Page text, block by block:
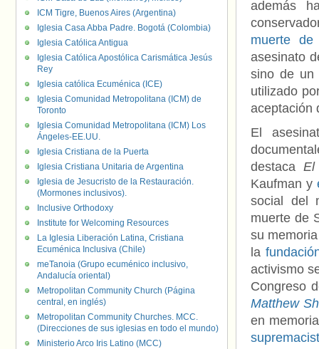
además
muerte de
asesinato
sino de un
utilizado
aceptación
El
destaca
Kaufman y
social del
muerte de
su
la
activismo
Congreso
Matthew
en
ICM Tigre, Buenos Aires (Argentina)
Iglesia Casa Abba Padre. Bogotá (Colombia)
Iglesia Católica Antigua
Iglesia Católica Apostólica Carismática Jesús
Rey
Iglesia católica Ecuménica (ICE)
Iglesia Comunidad Metropolitana (ICM) de
Toronto
Iglesia Comunidad Metropolitana (ICM) Los
Ángeles-EE.UU.
Iglesia Cristiana de la Puerta
Iglesia Cristiana Unitaria de Argentina
Iglesia de Jesucristo de la Restauración.
(Mormones inclusivos).
Inclusive Orthodoxy
Institute for Welcoming Resources
La Iglesia Liberación Latina, Cristiana
Ecuménica Inclusiva (Chile)
meTanoia (Grupo ecuménico inclusivo,
Andalucía oriental)
Metropolitan Community Church (Página
central, en inglés)
Metropolitan Community Churches. MCC.
(Direcciones de sus iglesias en todo el mundo)
Ministerio Arco Iris Latino (MCC)